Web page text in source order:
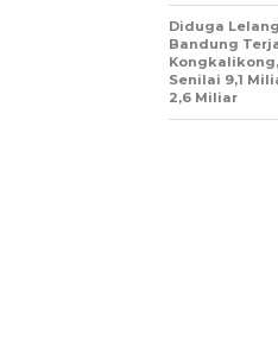
Diduga
Bandung
Senilai 9,1
2,6 Miliar